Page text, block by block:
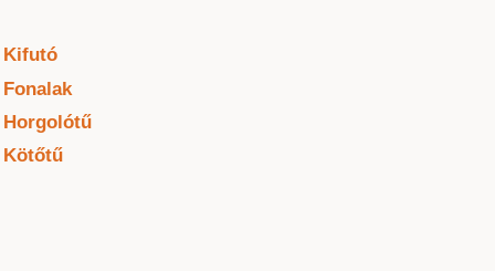
Kifutó
Fonalak
Horgolótű
Kötőtű